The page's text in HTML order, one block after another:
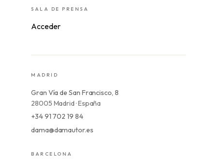
SALA DE PRENSA
Acceder
MADRID
Gran Vía de San Francisco, 8
28005 Madrid · España
+34 91 702 19 84
dama@damautor.es
BARCELONA